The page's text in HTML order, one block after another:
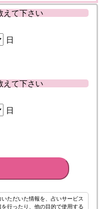
えて下さい
日
えて下さい
日
ただいた情報を、占いサービス
行ったり、他の目的で使用する